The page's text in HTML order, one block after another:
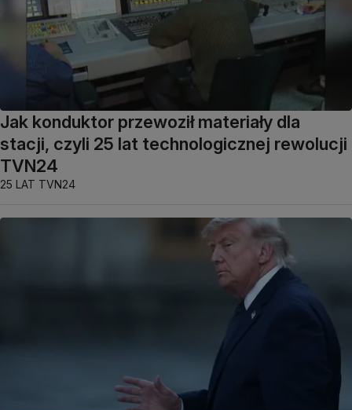
Jak konduktor przewoził materiały dla
stacji, czyli 25 lat technologicznej rewolucji
TVN24
25 LAT TVN24